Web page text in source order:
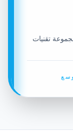
تقنيات